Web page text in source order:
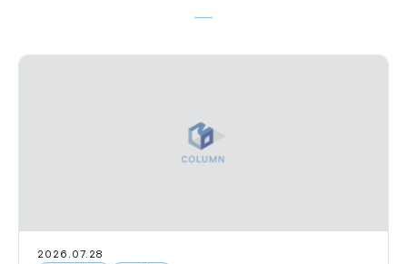
2026.07.28